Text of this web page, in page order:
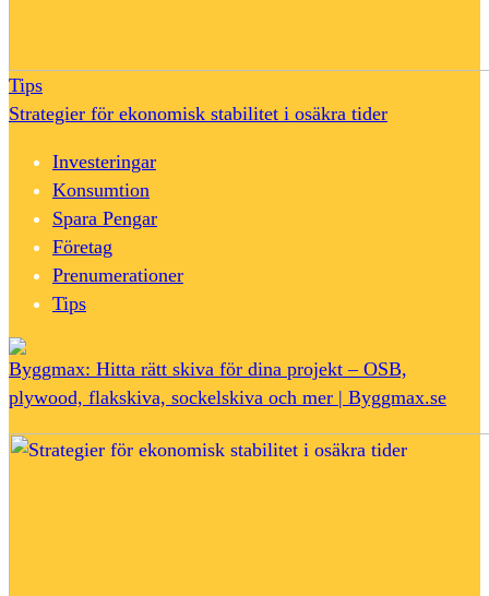
Tips
Strategier för ekonomisk stabilitet i osäkra tider
Investeringar
Konsumtion
Spara Pengar
Företag
Prenumerationer
Tips
Byggmax: Hitta rätt skiva för dina projekt – OSB,
plywood, flakskiva, sockelskiva och mer | Byggmax.se